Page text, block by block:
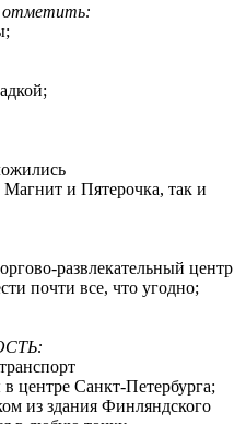
отметить:
и Пятерочка, так и
развлекательный центр
почти все, что угодно;
центре Санкт-Петербурга;
из здания Финляндского